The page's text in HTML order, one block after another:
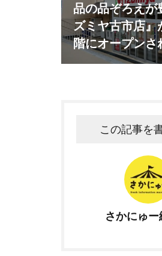
品の品ぞろえ
ズミヤ古市店
階にオープンさ
この記事を
さかにゅ